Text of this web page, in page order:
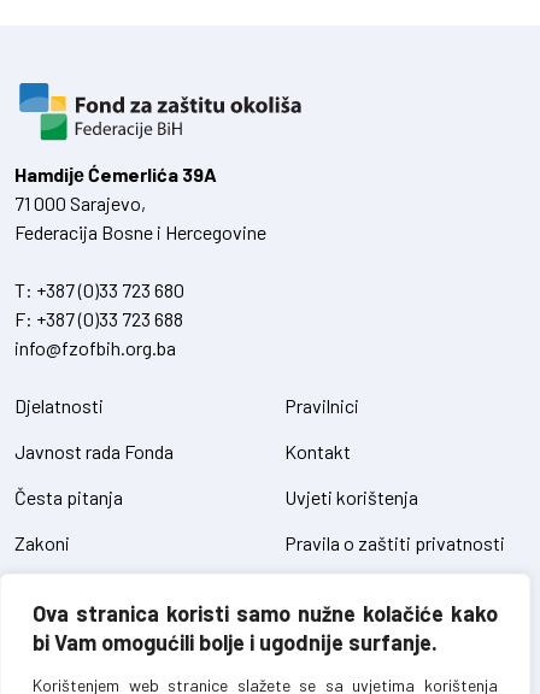
Ova stranica koristi samo nužne kolačiće kako
bi Vam omogućili bolje i ugodnije surfanje.
Korištenjem web stranice slažete se sa uvjetima korištenja
Hamdiје Ćemerlića 39A
71 000 Sarajevo,
Federacija Bosne i Hercegovine
T: +387 (0)33 723 680
F: +387 (0)33 723 688
info@fzofbih.org.ba
Djelatnosti
Javnost rada Fonda
Česta pitanja
Zakoni
Pravilnici
Kontakt
Uvjeti korištenja
Pravila o zaštiti privatnosti
Pristup informacijama